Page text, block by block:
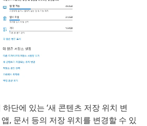
하단에 있는 ‘새 콘텐츠 저장 위치 변
앱, 문서 등의 저장 위치를 변경할 수 있